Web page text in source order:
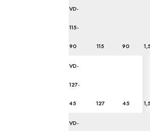
VD-
115-
90 115 90
VD-
127-
45 127 45
VD-